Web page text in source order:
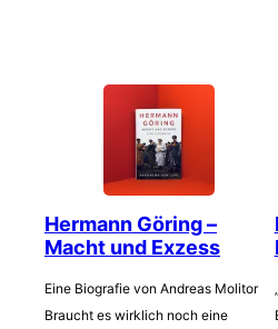
Hermann Göring –
Macht und Exzess
Eine Biografie von Andreas Molitor
Braucht es wirklich noch eine